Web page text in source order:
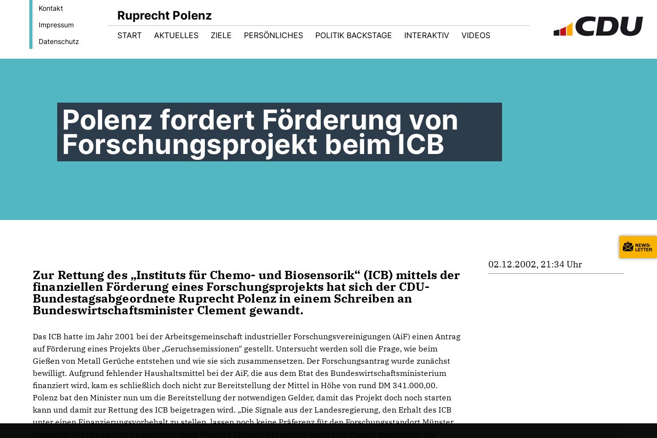
Kontakt
Impressum
Datenschutz
Ruprecht Polenz
START AKTUELLES ZIELE PERSÖNLICHES POLITIK BACKSTAGE INTERAKTIV VIDEOS
Polenz fordert Förderung von
Forschungsprojekt beim ICB
Zur Rettung des „Instituts für Chemo- und Biosensorik“ (ICB) mittels der
finanziellen Förderung eines Forschungsprojekts hat sich der CDU-
Bundestagsabgeordnete Ruprecht Polenz in einem Schreiben an
Bundeswirtschaftsminister Clement gewandt.
Das ICB hatte im Jahr 2001 bei der Arbeitsgemeinschaft industrieller Forschungsvereinigungen (AiF) einen Antrag
auf Förderung eines Projekts über „Geruchsemissionen“ gestellt. Untersucht werden soll die Frage, wie beim
Gießen von Metall Gerüche entstehen und wie sie sich zusammensetzen. Der Forschungsantrag wurde zunächst
bewilligt. Aufgrund fehlender Haushaltsmittel bei der AiF, die aus dem Etat des Bundeswirtschaftsministerium
finanziert wird, kam es schließlich doch nicht zur Bereitstellung der Mittel in Höhe von rund DM 341.000,00.
Polenz bat den Minister nun um die Bereitstellung der notwendigen Gelder, damit das Projekt doch noch starten
kann und damit zur Rettung des ICB beigetragen wird. „Die Signale aus der Landesregierung, den Erhalt des ICB
unter einen Finanzierungsvorbehalt zu stellen, lassen noch keine Präferenz für den Forschungsstandort Münster
02.12.2002, 21:34 Uhr